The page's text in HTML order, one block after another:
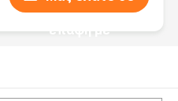
επαφή με